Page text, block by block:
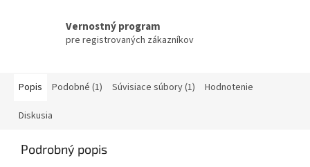
Vernostný program
pre registrovaných zákazníkov
Popis Podobné (1) Súvisiace súbory (1) Hodnotenie
Diskusia
Podrobný popis